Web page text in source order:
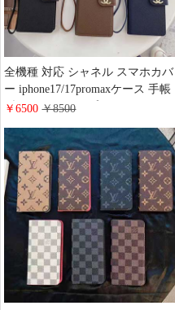
全機種 対応 シャネル スマホカバ
ー iphone17/17promaxケース 手帳
型 スライドタイプ アイフォーン
納 chanel galaxy s26/s26plusケース
レザー レデイース 人気 google
pixel スマホケースお 揃い
￥6500￥8500